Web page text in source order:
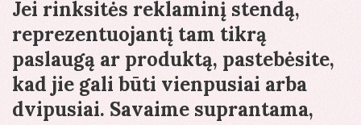
Jei rinksitės reklaminį stendą,
reprezentuojantį tam tikrą
paslaugą ar produktą, pastebėsite,
kad jie gali būti vienpusiai arba
dvipusiai. Savaime suprantama,